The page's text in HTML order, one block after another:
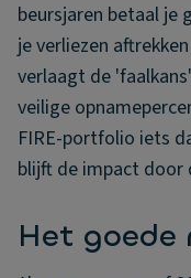
beursjaren betaal je
je verliezen
verlaagt de
veilige
FIRE-portfolio iets
blijft de impact door
Het goede